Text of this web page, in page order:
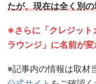
たが、現在は全く別
※さらに「クレジット
ラウンジ」に名前が
※記事内の情報は取材